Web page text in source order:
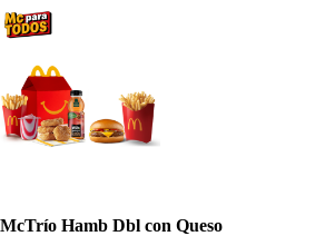
McTrío Hamb Dbl con Queso